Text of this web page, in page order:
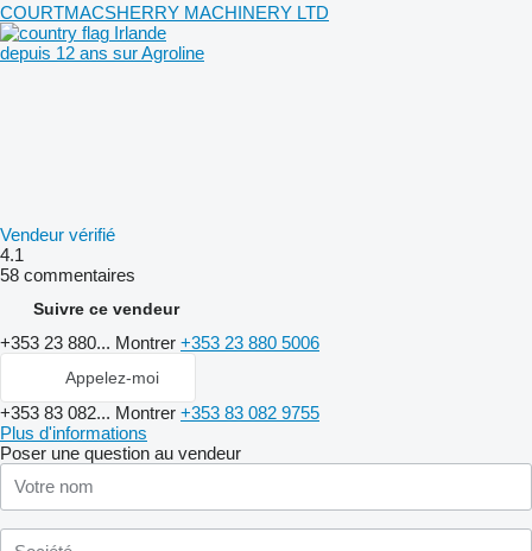
COURTMACSHERRY MACHINERY LTD
Irlande
depuis 12 ans sur Agroline
Vendeur vérifié
4.1
58 commentaires
Suivre ce vendeur
+353 23 880... Montrer +353 23 880 5006
Appelez-moi
+353 83 082... Montrer +353 83 082 9755
Plus d'informations
Poser une question au vendeur